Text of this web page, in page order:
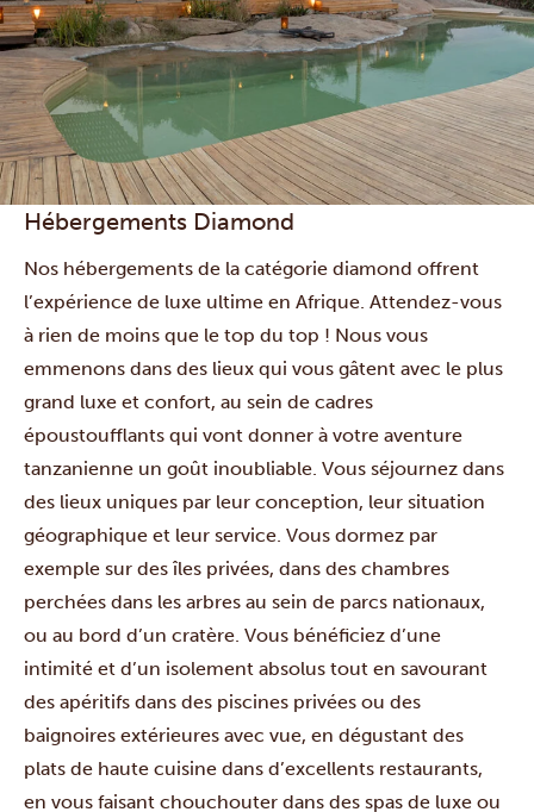
Hébergements Diamond
Nos hébergements de la catégorie diamond offrent
l’expérience de luxe ultime en Afrique. Attendez-vous
à rien de moins que le top du top ! Nous vous
emmenons dans des lieux qui vous gâtent avec le plus
grand luxe et confort, au sein de cadres
époustoufflants qui vont donner à votre aventure
tanzanienne un goût inoubliable. Vous séjournez dans
des lieux uniques par leur conception, leur situation
géographique et leur service. Vous dormez par
exemple sur des îles privées, dans des chambres
perchées dans les arbres au sein de parcs nationaux,
ou au bord d’un cratère. Vous bénéficiez d’une
intimité et d’un isolement absolus tout en savourant
des apéritifs dans des piscines privées ou des
baignoires extérieures avec vue, en dégustant des
plats de haute cuisine dans d’excellents restaurants,
en vous faisant chouchouter dans des spas de luxe ou